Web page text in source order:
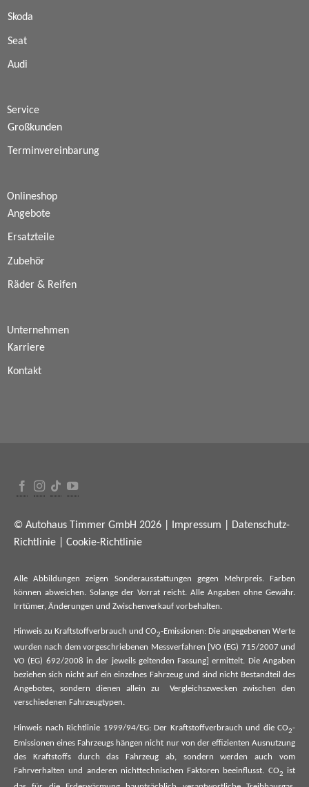
Skoda
Seat
Audi
Service
Großkunden
Terminvereinbarung
Onlineshop
Angebote
Ersatzteile
Zubehör
Räder & Reifen
Unternehmen
Karriere
Kontakt
© Autohaus Timmer GmbH 2026 | Impressum
Datenschutz-
Richtlinie
Cookie-Richtlinie
Alle Abbildungen zeigen Sonderausstattungen gegen Mehrpreis. Farben
können abweichen. Solange der Vorrat reicht. Alle Angaben ohne Gewähr.
Irrtümer, Änderungen und Zwischenverkauf vorbehalten.
Hinweis zu Kraftstoffverbrauch und CO2-Emissionen: Die angegebenen Werte
wurden nach dem vorgeschriebenen Messverfahren [VO (EG) 715/2007 und
VO (EG) 692/2008 in der jeweils geltenden Fassung] ermittelt. Die Angaben
beziehen sich nicht auf ein einzelnes Fahrzeug und sind nicht Bestandteil des
Angebotes, sondern dienen allein zu Vergleichszwecken zwischen den
verschiedenen Fahrzeugtypen.
Hinweis nach Richtlinie 1999/94/EG: Der Kraftstoffverbrauch und die CO2-
Emissionen eines Fahrzeugs hängen nicht nur von der effizienten Ausnutzung
des Kraftstoffs durch das Fahrzeug ab, sondern werden auch vom
Fahrverhalten und anderen nichttechnischen Faktoren beeinflusst. CO2
ist